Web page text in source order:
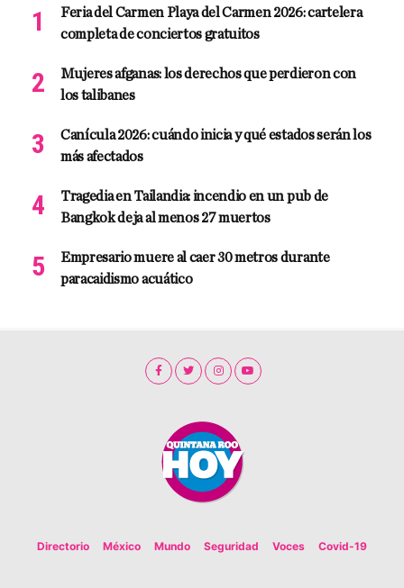
Feria del Carmen Playa del Carmen 2026: cartelera
completa de conciertos gratuitos
Mujeres afganas: los derechos que perdieron con
los talibanes
Canícula 2026: cuándo inicia y qué estados serán los
más afectados
Tragedia en Tailandia: incendio en un pub de
Bangkok deja al menos 27 muertos
Empresario muere al caer 30 metros durante
paracaidismo acuático
Directorio México Mundo Seguridad Voces Covid-19